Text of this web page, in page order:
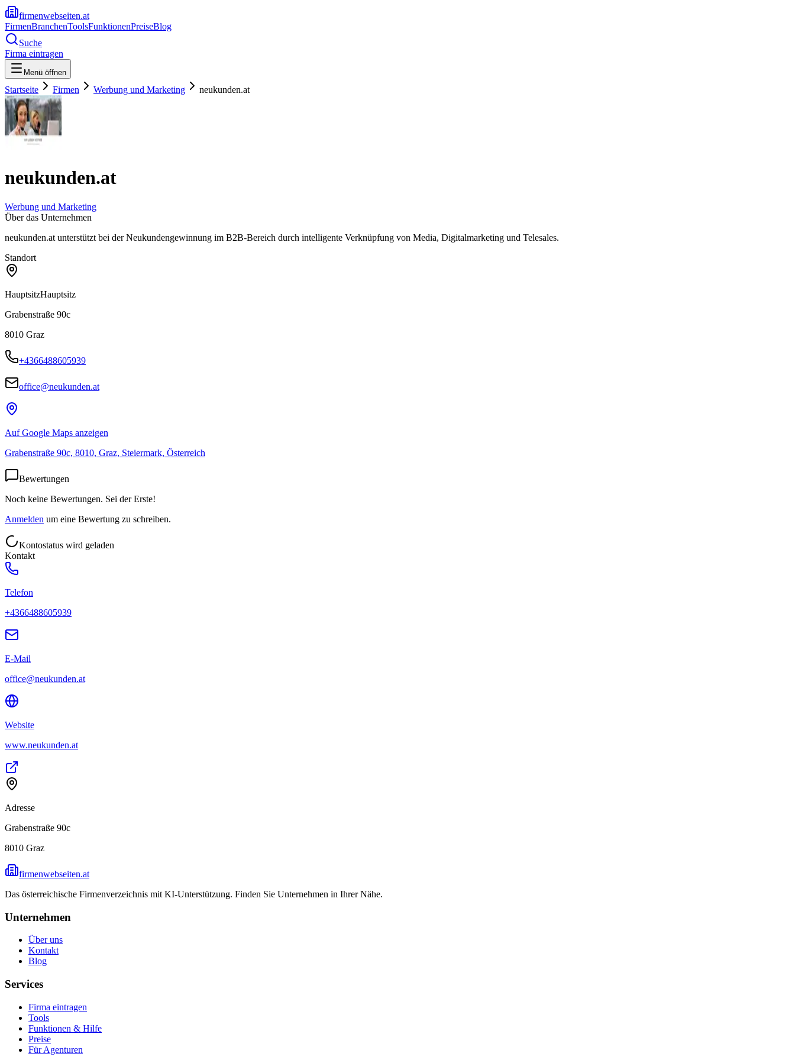
firmenwebseiten.at
FirmenBranchenToolsFunktionenPreiseBlog
Suche
Firma eintragen
Menü öffnen
Startseite Firmen Werbung und Marketing neukunden.at
neukunden.at
Werbung und Marketing
Über das Unternehmen
neukunden.at unterstützt bei der Neukundengewinnung im B2B-Bereich durch intelligente Verknüpfung von Media, Digitalmarketing und Telesales.
Standort
HauptsitzHauptsitz
Grabenstraße 90c
8010 Graz
+4366488605939
office@neukunden.at
Auf Google Maps anzeigen
Grabenstraße 90c, 8010, Graz, Steiermark, Österreich
Bewertungen
Noch keine Bewertungen. Sei der Erste!
Anmelden um eine Bewertung zu schreiben.
Kontostatus wird geladen
Kontakt
Telefon
+4366488605939
E-Mail
office@neukunden.at
Website
www.neukunden.at
Adresse
Grabenstraße 90c
8010 Graz
firmenwebseiten.at
Das österreichische Firmenverzeichnis mit KI-Unterstützung. Finden Sie Unternehmen in Ihrer Nähe.
Unternehmen
Über uns
Kontakt
Blog
Services
Firma eintragen
Tools
Funktionen & Hilfe
Preise
Für Agenturen